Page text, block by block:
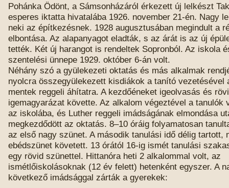
Pohánka Ödönt, a Sámsonházáról érkezett új lelkészt
esperes iktatta hivatalába 1926. november 21-én. Nagy
neki az építkezésnek. 1928 augusztusában megindult a
elbontása. Az alapanyagot eladták, s az árát is az új
tették. Két új harangot is rendeltek Sopronból. Az iskola
szentelési ünnepe 1929. október 6-án volt.
Néhány szó a gyülekezeti oktatás és más alkalmak
nyolcra összegyülekezett kisdiákok a tanító vezetésével
mentek reggeli áhítatra. A kezdőéneket igeolvasás és
igemagyarázat követte. Az alkalom végeztével a tanulók
az iskolába, és Luther reggeli imádságának elmondása
megkezdődött az oktatás. 8–10 óráig folyamatosan
az első nagy szünet. A második tanulási idő délig tartott,
ebédszünet követett. 13 órától 16-ig ismét tanulási
egy rövid szünettel. Hittanóra heti 2 alkalommal volt, az
ismétlőiskolásoknak (12 év felett) hetenként egyszer. A
következő imádsággal zárták a gyerekek: